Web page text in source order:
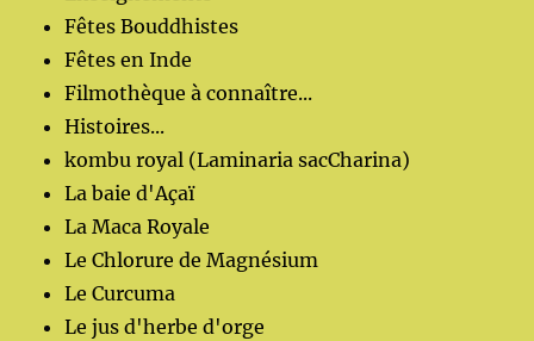
Fêtes Bouddhistes
Fêtes en Inde
Filmothèque à connaître...
Histoires...
kombu royal (Laminaria sacCharina)
La baie d'Açaï
La Maca Royale
Le Chlorure de Magnésium
Le Curcuma
Le jus d'herbe d'orge